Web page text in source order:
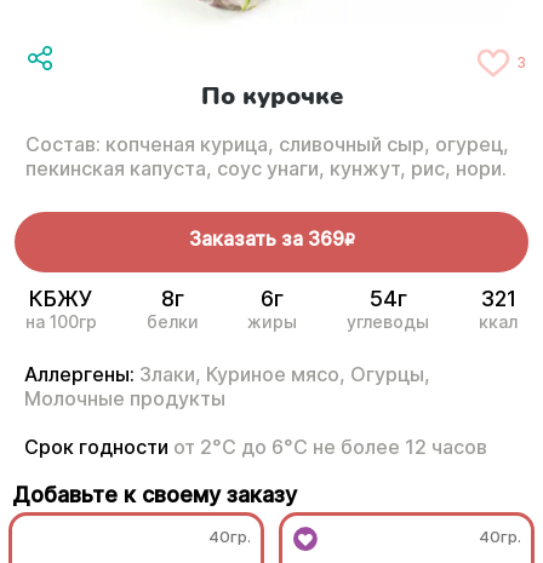
3
По курочке
Состав: копченая курица, сливочный сыр, огурец,
пекинская капуста, соус унаги, кунжут, рис, нори.
Заказать за 369R
КБЖУ
на 100гр
8г
белки
6г
жиры
54г
углеводы
321
ккал
Аллергены: Злаки, Куриное мясо, Огурцы,
Молочные продукты
Срок годности от 2°С до 6°С не более 12 часов
Добавьте к своему заказу
40гр. 40гр.